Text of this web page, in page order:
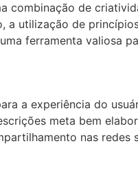
combinação de
a utilização de
ferramenta valiosa
a experiência do
meta bem
nas